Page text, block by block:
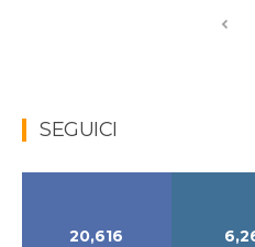
SEGUICI
20,616